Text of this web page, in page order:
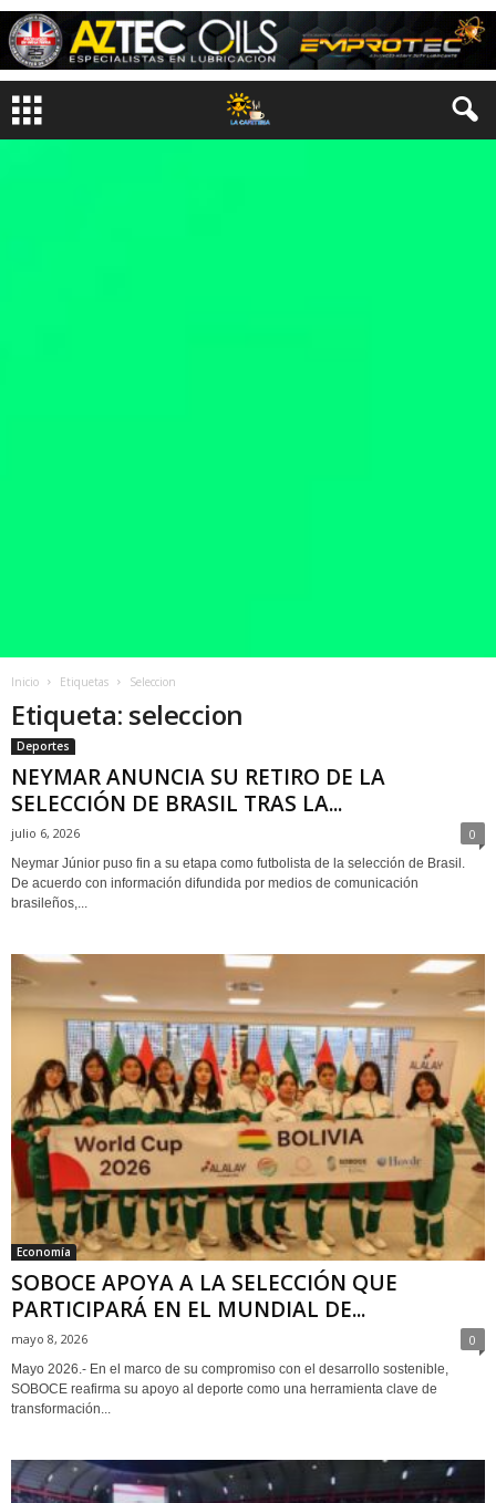
Inicio Etiquetas Seleccion
Etiqueta: seleccion
Deportes
NEYMAR ANUNCIA SU RETIRO DE LA
SELECCIÓN DE BRASIL TRAS LA...
julio 6, 2026 0
Neymar Júnior puso fin a su etapa como futbolista de la selección de Brasil.
De acuerdo con información difundida por medios de comunicación
brasileños,...
Economía
SOBOCE APOYA A LA SELECCIÓN QUE
PARTICIPARÁ EN EL MUNDIAL DE...
mayo 8, 2026 0
Mayo 2026.- En el marco de su compromiso con el desarrollo sostenible,
SOBOCE reafirma su apoyo al deporte como una herramienta clave de
transformación...